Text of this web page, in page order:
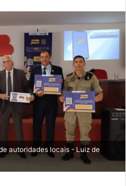
autoridades locais - Luiz de